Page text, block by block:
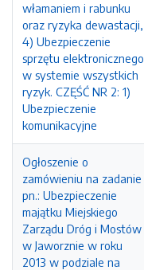
włamaniem i rabunku
oraz ryzyka dewastacji,
4) Ubezpieczenie
sprzętu elektronicznego
w systemie wszystkich
ryzyk. CZĘŚĆ NR 2: 1)
Ubezpieczenie
komunikacyjne
Ogłoszenie o
zamówieniu na zadanie
pn.: Ubezpieczenie
majątku Miejskiego
Zarządu Dróg i Mostów
w Jaworznie w roku
2013 w podziale na